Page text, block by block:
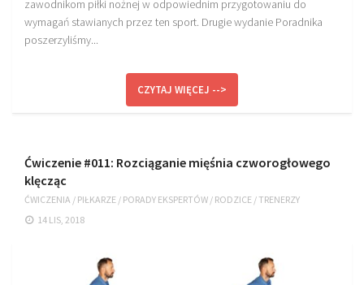
zawodnikom piłki nożnej w odpowiednim przygotowaniu do
wymagań stawianych przez ten sport. Drugie wydanie Poradnika
poszerzyliśmy...
CZYTAJ WIĘCEJ -->
Ćwiczenie #011: Rozciąganie mięśnia czworogłowego
klęcząc
ĆWICZENIA / PIŁKARZE / PORADY EKSPERTÓW / RODZICE /TRENERZY
14 LIS, 2018